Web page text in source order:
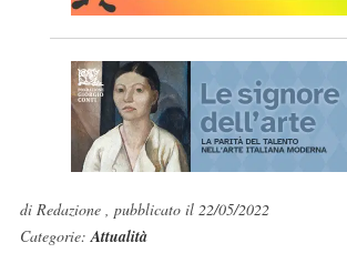
di Redazione , pubblicato il 22/05/2022
Categorie:Attualità